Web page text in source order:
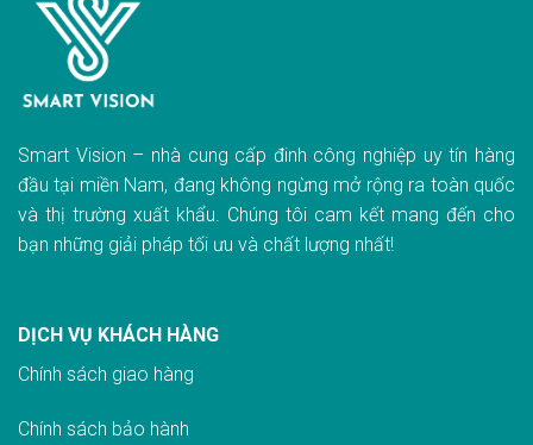
Smart Vision – nhà cung cấp đinh công nghiệp uy tín hàng
đầu tại miền Nam, đang không ngừng mở rộng ra toàn quốc
và thị trường xuất khẩu. Chúng tôi cam kết mang đến cho
bạn những giải pháp tối ưu và chất lượng nhất!
DỊCH VỤ KHÁCH HÀNG
Chính sách giao hàng
Chính sách bảo hành